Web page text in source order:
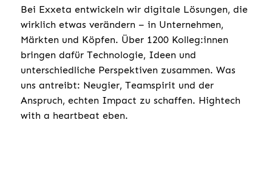
Bei Exxeta entwickeln wir digitale Lösungen, die
wirklich etwas verändern – in Unternehmen,
Märkten und Köpfen. Über 1200 Kolleg:innen
bringen dafür Technologie, Ideen und
unterschiedliche Perspektiven zusammen. Was
uns antreibt: Neugier, Teamspirit und der
Anspruch, echten Impact zu schaffen. Hightech
with a heartbeat eben.